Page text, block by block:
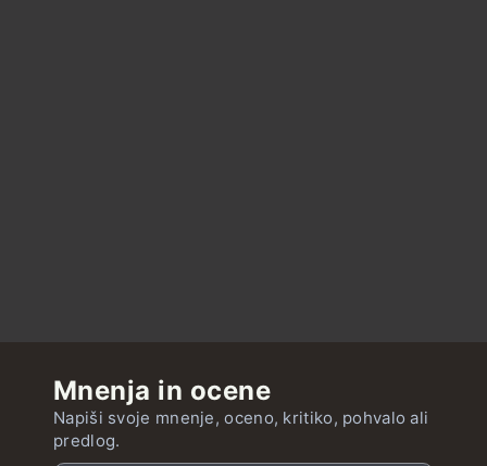
Mnenja in ocene
Napiši svoje mnenje, oceno, kritiko, pohvalo ali
predlog.